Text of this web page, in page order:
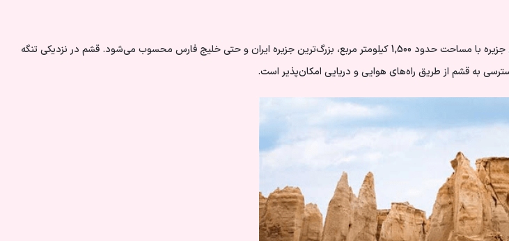
قشم جزیره‌ای در جنوب ایران و در استان هرمزگان است که در میان آب‌های خلیج فارس قرار گرفته است. این جزیره با مساحت حدود 1,500 کیلومتر مربع، بزرگ‌ترین جزیره ایران و حتی خلیج فارس محسوب می‌شود. قشم در نزدیکی تنگه
به قشم از طریق راه‌های هوایی و دریایی امکان‌پذیر است.